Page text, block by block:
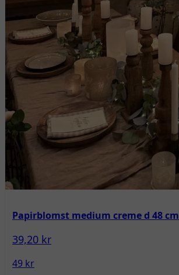
Papirblomst medium creme d 48 cm
39,20 kr
49 kr